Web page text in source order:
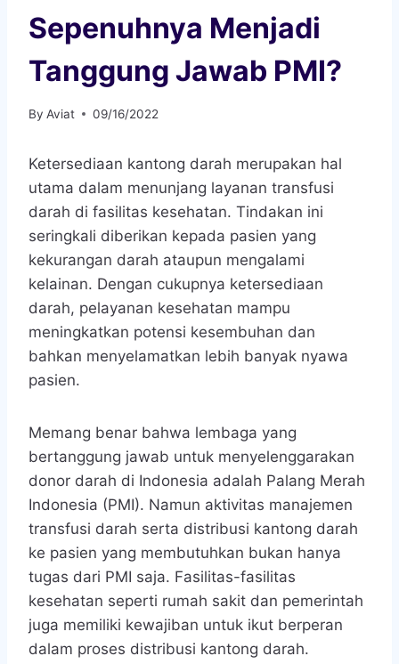
Sepenuhnya Menjadi
Tanggung Jawab PMI?
By Aviat 09/16/2022
Ketersediaan kantong darah merupakan hal
utama dalam menunjang layanan transfusi
darah di fasilitas kesehatan. Tindakan ini
seringkali diberikan kepada pasien yang
kekurangan darah ataupun mengalami
kelainan. Dengan cukupnya ketersediaan
darah, pelayanan kesehatan mampu
meningkatkan potensi kesembuhan dan
bahkan menyelamatkan lebih banyak nyawa
pasien.
Memang benar bahwa lembaga yang
bertanggung jawab untuk menyelenggarakan
donor darah di Indonesia adalah Palang Merah
Indonesia (PMI). Namun aktivitas manajemen
transfusi darah serta distribusi kantong darah
ke pasien yang membutuhkan bukan hanya
tugas dari PMI saja. Fasilitas-fasilitas
kesehatan seperti rumah sakit dan pemerintah
juga memiliki kewajiban untuk ikut berperan
dalam proses distribusi kantong darah.